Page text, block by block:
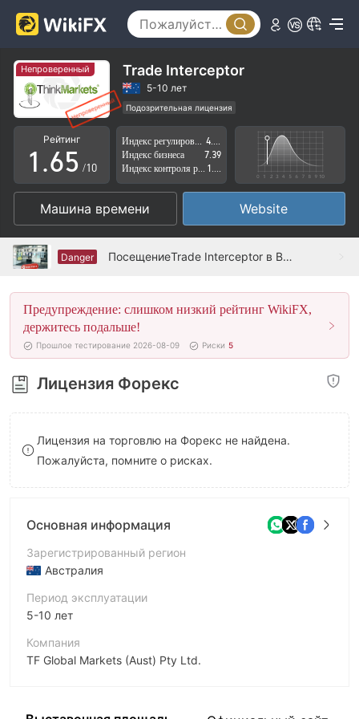
Непроверенный Trade Interceptor
5-10 лет
Подозрительная лицензия
Регион деятельности подозрителен
Высокие потенциальные риски
Рейтинг
0
1
2
3
4
5
6
7
8
9
.
2
3
4
5
6
7
8
9
1
2
3
4
5
6
7
8
9
/10
Индекс бизнеса
7.39
Машина времени Website
Danger ПосещениеTrade Interceptor в Великобритании - не найти офиса
Предупреждение: слишком низкий рейтинг WikiFX,
держитесь подальше!
Прошлое тестирование 2026-08-09 Риски 5
Лицензия Форекс
Лицензия на торговлю на Форекс не найдена.
Пожалуйста, помните о рисках.
Основная информация
Зарегистрированный регион
Австралия
Период эксплуатации
5-10 лет
Компания
TF Global Markets (Aust) Pty Ltd.